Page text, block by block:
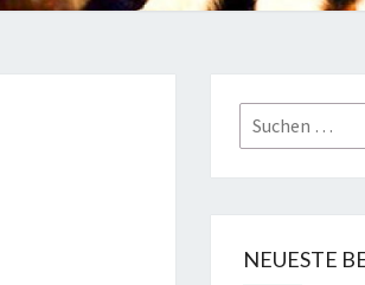
Suchen
nach:
NEUESTE